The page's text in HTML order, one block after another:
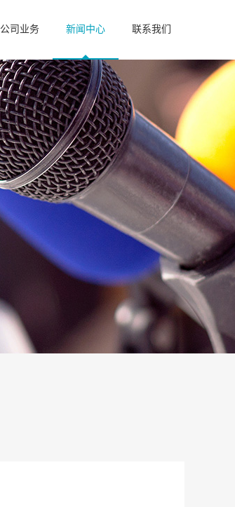
公司业务 新闻中心 联系我们